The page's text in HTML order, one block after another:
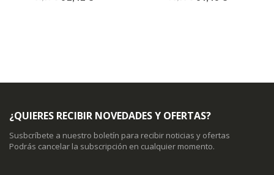
especial
especial
¿QUIERES RECIBIR NOVEDADES Y OFERTAS?
Susbcríbete a nuestro boletín para recibir noticias y ofertas
Podrás cancelar la subscripción en cualquier momento.